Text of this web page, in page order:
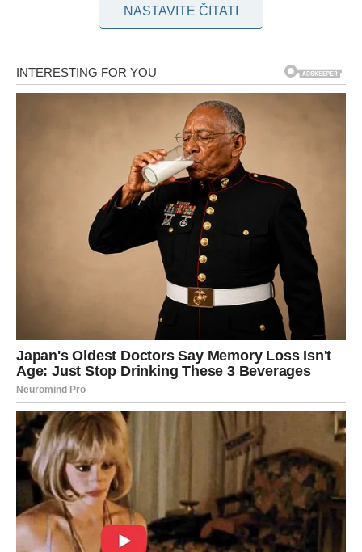
Za osobe koje trenutno uzimaju antikoagulanse poput
varfarina, od iznimne je važnosti pažljivo regulirati unos
vitamina K putem hrane. Povrće poput kelja, špinata i brokule
bogato je vitaminom K, ključnom komponentom u zgrušavanju
krvi, što može umanjiti učinkovitost lijekova za razrjeđivanje
Konzumacija alkohola uz lijekove za ublažavanje bolova,
antidepresive i lijekove za dijabetes ima sposobnost
pojačavanja umirujućeg učinka ovih lijekova. Međutim, također
može dovesti do ošamućenosti, ekstremne pospanosti i, u
komplikacija. Unos kave može spriječiti učinkovitost
antipsihotika, jer se pokazalo da kofein sprječava njihovu
apsorpciju.
NASTAVITE ČITATI